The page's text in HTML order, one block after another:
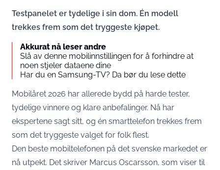
Testpanelet er tydelige i sin dom. Én modell
trekkes frem som det tryggeste kjøpet.
Akkurat nå leser andre
Slå av denne mobilinnstillingen for å forhindre at
noen stjeler dataene dine
Har du en Samsung-TV? Da bør du lese dette
Mobilåret 2026 har allerede bydd på harde tester,
tydelige vinnere og klare anbefalinger. Nå har
ekspertene sagt sitt, og én smarttelefon trekkes frem
som det tryggeste valget for folk flest.
Den beste mobiltelefonen på det svenske markedet er
nå utpekt. Det skriver Marcus Oscarsson, som viser til